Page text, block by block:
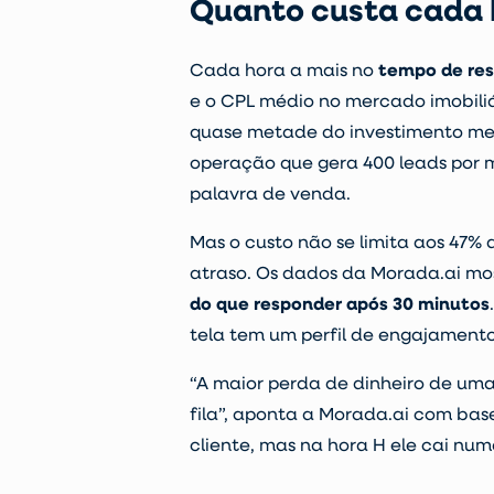
Quanto custa cada
Cada hora a mais notempo de
e o CPL médio no mercado
quase metade do investimento
operação que gera 400 leads por
palavra de venda.
Mas o custo não se limita aos
atraso. Os dados da Morada.ai
do que responder após 30 minutos
tela tem um perfil de
“A maior perda de dinheiro de
fila”, aponta a Morada.ai com
cliente, mas na hora H ele cai